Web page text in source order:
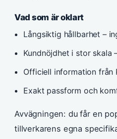
Vad som är oklart
Långsiktig hållbarhet –
Kundnöjdhet i stor skala
Officiell information från
Exakt passform och
Avvägningen: du får en
tillverkarens egna